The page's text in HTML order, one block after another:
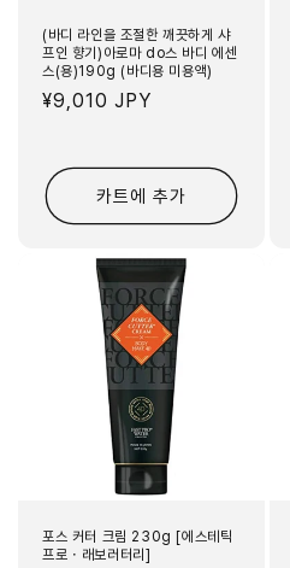
(바디 라인을 조절한 깨끗하게 샤
프인 향기)아로마 do스 바디 에센
스(용)190g (바디용 미용액)
정
¥9,010 JPY
카트에 추가
포스 커터 크림 230g [에스테틱
프로・래보러터리]